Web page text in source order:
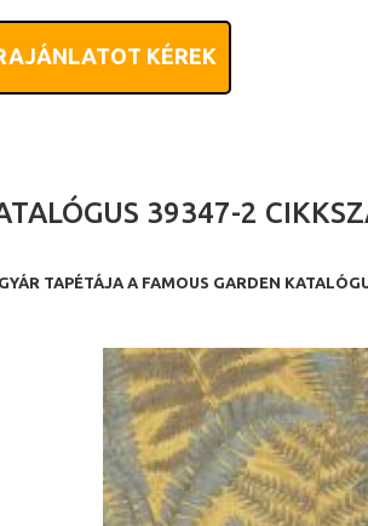
KÉREK
39347-2
TAPÉTÁJA A FAMOUS GARDEN